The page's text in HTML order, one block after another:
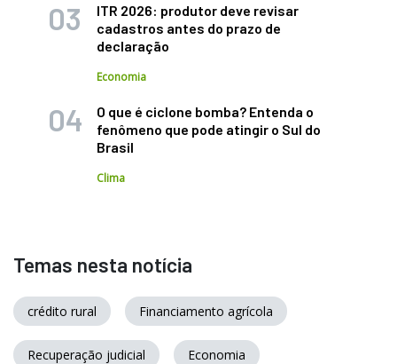
ITR 2026: produtor deve revisar
cadastros antes do prazo de
declaração
Economia
O que é ciclone bomba? Entenda o
fenômeno que pode atingir o Sul do
Brasil
Clima
Temas nesta notícia
crédito rural Financiamento agrícola
Recuperação judicial Economia